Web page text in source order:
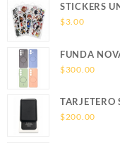
STICKERS
$3.00
FUNDA
SOPORTE
$300.00
TARJETERO
LEATHER
$200.00